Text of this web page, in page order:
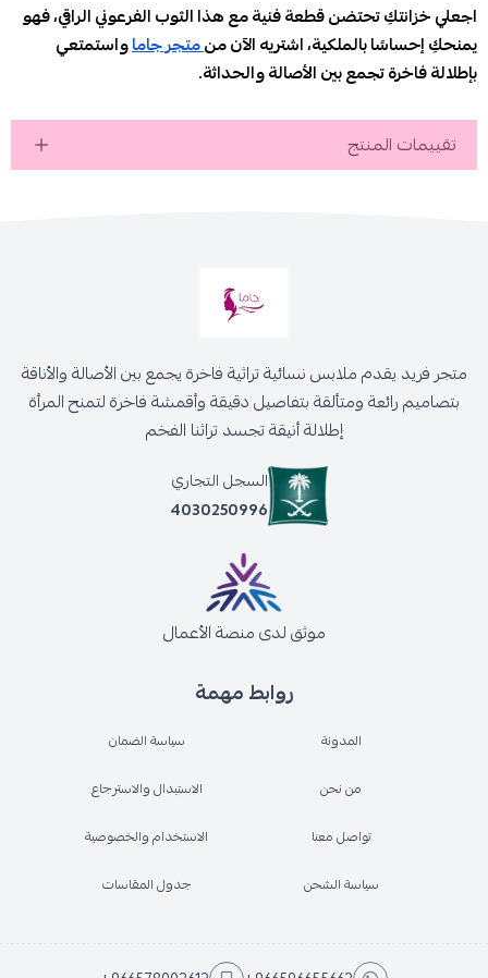
اجعلي خزانتكِ تحتضن قطعة فنية مع هذا الثوب الفرعوني الراقي، فهو
يمنحكِ إحساسًا بالملكية، اشتريه الآن منمتجر جاماواستمتعي
بإطلالة فاخرة تجمع بين الأصالة والحداثة.
تقييمات المنتج
روابط مهمة
المدونة
من نحن
تواصل معنا
سياسة الشحن
سياسة الضمان
الاستبدال والاسترجاع
الاستخدام والخصوصية
جدول المقاسات
متجر فريد يقدم ملابس نسائية تراثية فاخرة يجمع بين الأصالة والأناقة
بتصاميم رائعة ومتألقة بتفاصيل دقيقة وأقمشة فاخرة لتمنح المرأة
إطلالة أنيقة تجسد تراثنا الفخم
السجل التجاري
4030250996
موثق لدى منصة الأعمال